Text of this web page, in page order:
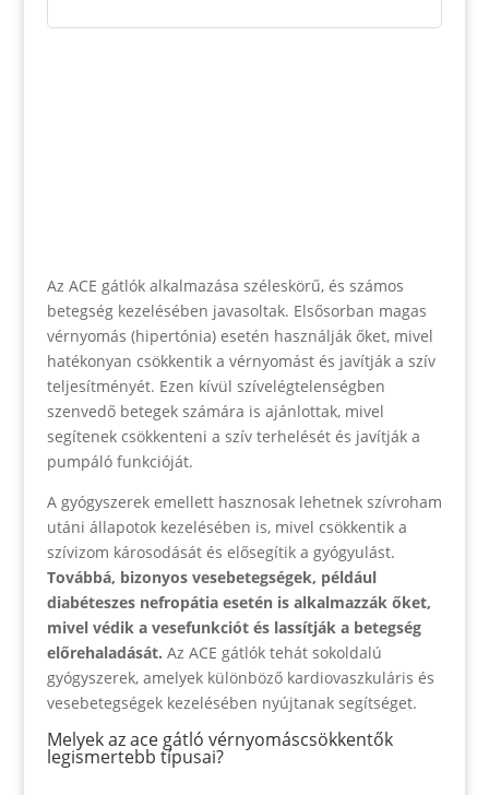
Az ACE gátlók alkalmazása széleskörű, és számos
betegség kezelésében javasoltak. Elsősorban magas
vérnyomás (hipertónia) esetén használják őket, mivel
hatékonyan csökkentik a vérnyomást és javítják a szív
teljesítményét. Ezen kívül szívelégtelenségben
szenvedő betegek számára is ajánlottak, mivel
segítenek csökkenteni a szív terhelését és javítják a
pumpáló funkcióját.
A gyógyszerek emellett hasznosak lehetnek szívroham
utáni állapotok kezelésében is, mivel csökkentik a
szívizom károsodását és elősegítik a gyógyulást.
Továbbá, bizonyos vesebetegségek, például
diabéteszes nefropátia esetén is alkalmazzák őket,
mivel védik a vesefunkciót és lassítják a betegség
előrehaladását. Az ACE gátlók tehát sokoldalú
gyógyszerek, amelyek különböző kardiovaszkuláris és
vesebetegségek kezelésében nyújtanak segítséget.
Melyek az ace gátló vérnyomáscsökkentők
legismertebb típusai?